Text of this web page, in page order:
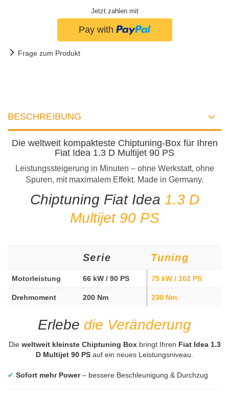
Jetzt zahlen mit
Frage zum Produkt
BESCHREIBUNG
Die weltweit kompakteste Chiptuning-Box für Ihren
Fiat Idea 1.3 D Multijet 90 PS
Leistungssteigerung in Minuten – ohne Werkstatt, ohne
Spuren, mit maximalem Effekt. Made in Germany.
Chiptuning Fiat Idea 1.3 D
Multijet 90 PS
Serie Tuning
Motorleistung 66 kW / 90 PS 75 kW / 102 PS
Drehmoment 200 Nm 230 Nm
Erlebe die Veränderung
Die weltweit kleinste Chiptuning Boxbringt Ihren Fiat Idea 1.3
D Multijet 90 PS auf ein neues Leistungsniveau.
✔ Sofort mehr Power– bessere Beschleunigung & Durchzug